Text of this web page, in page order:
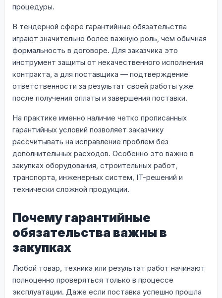
процедуры.
В тендерной сфере гарантийные обязательства
играют значительно более важную роль, чем обычная
формальность в договоре. Для заказчика это
инструмент защиты от некачественного исполнения
контракта, а для поставщика — подтверждение
ответственности за результат своей работы уже
после получения оплаты и завершения поставки.
На практике именно наличие четко прописанных
гарантийных условий позволяет заказчику
рассчитывать на исправление проблем без
дополнительных расходов. Особенно это важно в
закупках оборудования, строительных работ,
транспорта, инженерных систем, IT-решений и
технически сложной продукции.
Почему гарантийные
обязательства важны в
закупках
Любой товар, техника или результат работ начинают
полноценно проверяться только в процессе
эксплуатации. Даже если поставка успешно прошла